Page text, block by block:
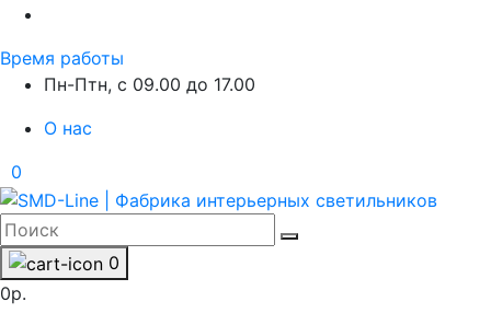
Время работы
Пн-Птн, с 09.00 до 17.00
О нас
0
0
0р.